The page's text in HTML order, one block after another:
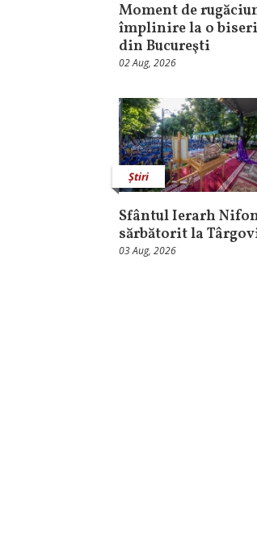
Moment de
împlinire la o
din Bucureşti
02 Aug, 2026
Știri
Sfântul Ierarh
sărbătorit la
03 Aug, 2026